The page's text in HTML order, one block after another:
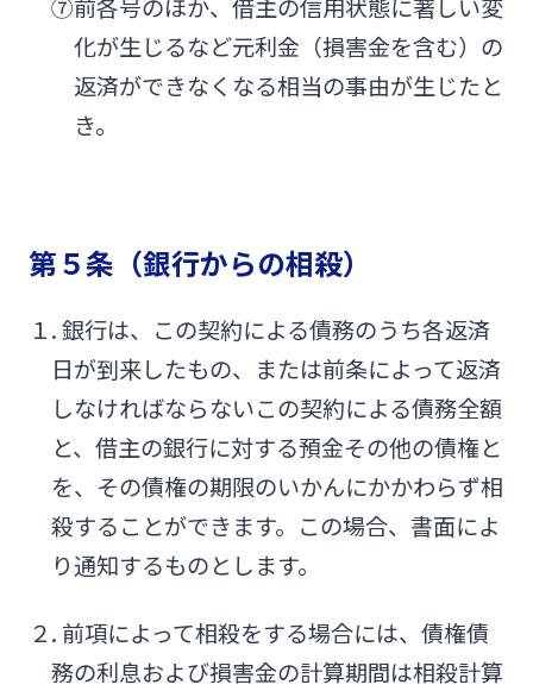
⑦前各号のほか、借主の信用状態に著しい変
化が生じるなど元利金（損害金を含む）の
返済ができなくなる相当の事由が生じたと
き。
第５条（銀行からの相殺）
１. 銀行は、この契約による債務のうち各返済
日が到来したもの、または前条によって返済
しなければならないこの契約による債務全額
と、借主の銀行に対する預金その他の債権と
を、その債権の期限のいかんにかかわらず相
殺することができます。この場合、書面によ
り通知するものとします。
２. 前項によって相殺をする場合には、債権債
務の利息および損害金の計算期間は相殺計算